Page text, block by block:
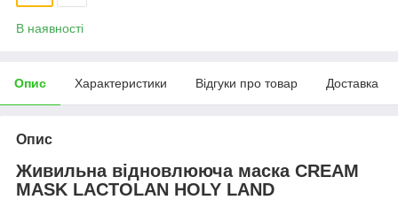
В наявності
Опис Характеристики Відгуки про товар Доставка
Опис
Живильна відновлююча маска CREAM
MASK LACTOLAN HOLY LAND